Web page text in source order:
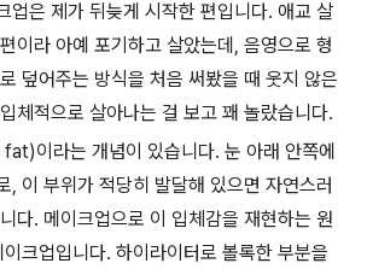
업은 제가 뒤늦게 시작한 편입니다. 애교 살
이라 아예 포기하고 살았는데, 음영으로 형
덮어주는 방식을 처음 써봤을 때 웃지 않은
체적으로 살아나는 걸 보고 꽤 놀랐습니다.
이라는 개념이 있습니다. 눈 아래 안쪽에
, 이 부위가 적당히 발달해 있으면 자연스러
다. 메이크업으로 이 입체감을 재현하는 원
크업입니다. 하이라이터로 볼록한 부분을